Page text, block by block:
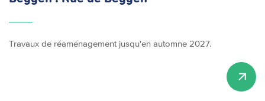
Travaux de réaménagement jusqu'en automne 2027.